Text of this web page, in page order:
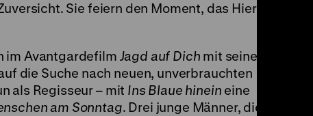
Sie feiern den Moment, das Hier und
im Avantgardefilm Jagd auf Dich mit seiner
die Suche nach neuen, unverbrauchten
als Regisseur – mit Ins Blaue hinein eine
am Sonntag. Drei junge Männer, die